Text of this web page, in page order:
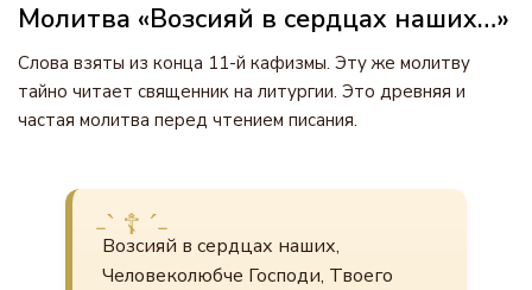
Молитва «Возсияй в сердцах наших…»
Слова взяты из конца 11-й кафизмы. Эту же молитву
тайно читает священник на литургии. Это древняя и
частая молитва перед чтением писания.
Возсияй в сердцах наших,
Человеколюбче Господи, Твоего